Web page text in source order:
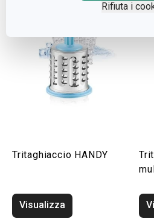
Rifiuta i
Tritaghiaccio HANDY
Visualizza